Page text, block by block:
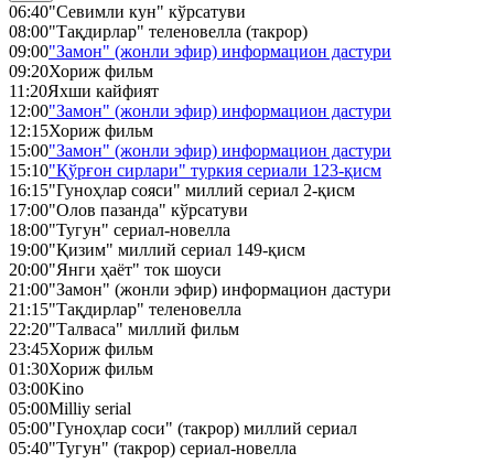
06:40"Севимли кун" кўрсатуви
08:00"Тақдирлар" теленовелла (такрор)
09:00"Замон" (жонли эфир) информацион дастури
09:20Хориж фильм
11:20Яхши кайфият
12:00"Замон" (жонли эфир) информацион дастури
12:15Хориж фильм
15:00"Замон" (жонли эфир) информацион дастури
15:10"Қўрғон сирлари" туркия сериали 123-қисм
16:15"Гуноҳлар сояси" миллий сериал 2-қисм
17:00"Олов пазанда" кўрсатуви
18:00"Тугун" сериал-новелла
19:00"Қизим" миллий сериал 149-қисм
20:00"Янги ҳаёт" ток шоуси
21:00"Замон" (жонли эфир) информацион дастури
21:15"Тақдирлар" теленовелла
22:20"Талваса" миллий фильм
23:45Хориж фильм
01:30Хориж фильм
03:00Kino
05:00Milliy serial
05:00"Гуноҳлар соси" (такрор) миллий сериал
05:40"Тугун" (такрор) сериал-новелла